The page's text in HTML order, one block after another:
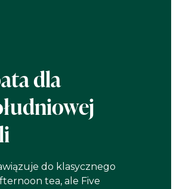
dla
do klasycznego
tea, ale Five